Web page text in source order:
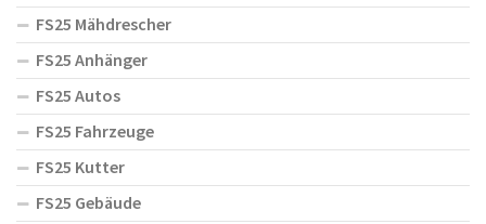
FS25 Mähdrescher
FS25 Anhänger
FS25 Autos
FS25 Fahrzeuge
FS25 Kutter
FS25 Gebäude